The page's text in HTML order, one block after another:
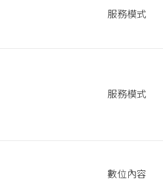
服務模式
服務模式
數位內容